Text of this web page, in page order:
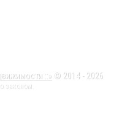
::» © 2014 - 2026
законом.